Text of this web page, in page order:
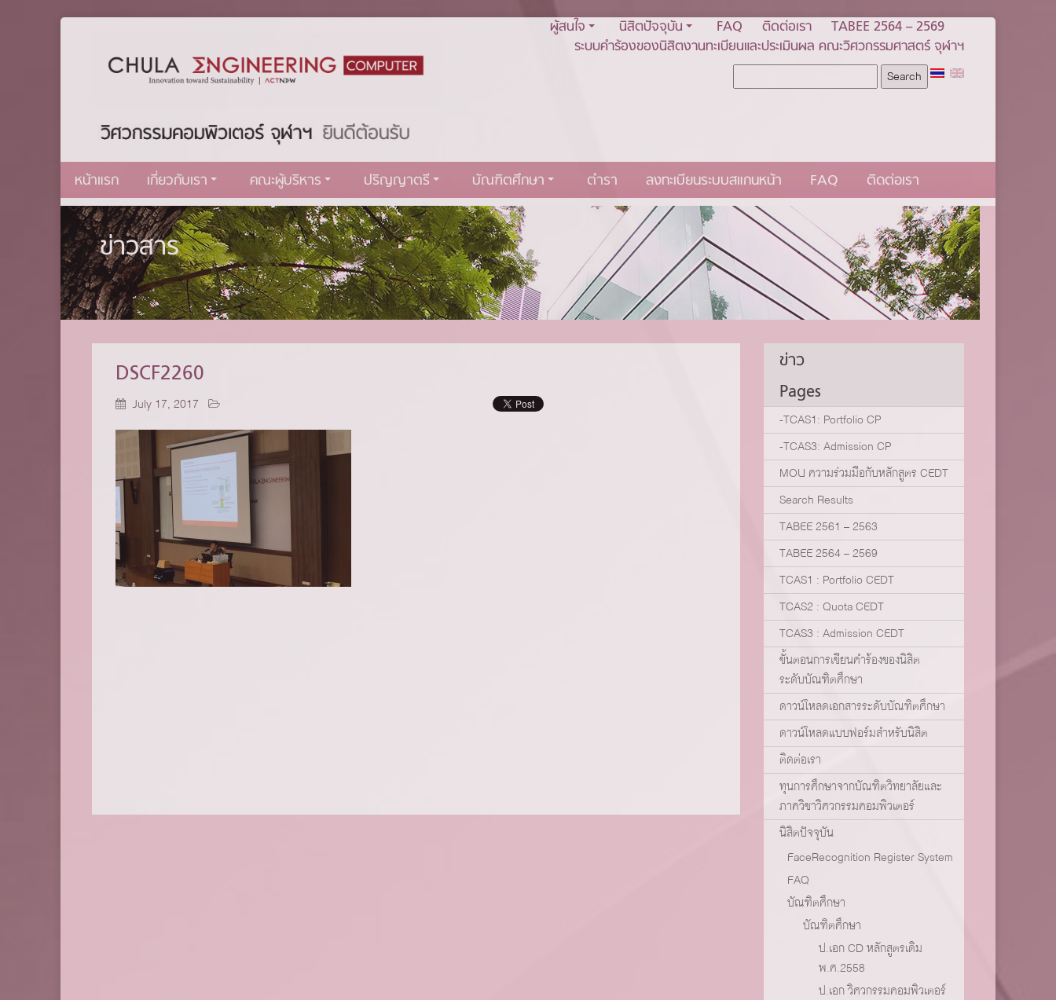
ผู้สนใจ นิสิตปัจจุบัน FAQ ติดต่อเรา
TABEE 2564 – 2569
ระบบคำร้องของนิสิตงานทะเบียนและประเมินผล คณะวิศวกรรมศาสตร์ จุฬาฯ
หน้าแรก เกี่ยวกับเรา คณะผู้บริหาร ปริญญาตรี บัณฑิตศึกษา ตำรา ลงทะเบียนระบบสแกนหน้า FAQ ติดต่อเรา
ข่าวสาร
DSCF2260
July 17, 2017
ข่าว
Pages
-TCAS1: Portfolio CP
-TCAS3: Admission CP
MOU ความร่วมมือกับหลักสูตร CEDT
Search Results
TABEE 2561 – 2563
TABEE 2564 – 2569
TCAS1 : Portfolio CEDT
TCAS2 : Quota CEDT
TCAS3 : Admission CEDT
ขั้นตอนการเขียนคำร้องของนิสิต
ระดับบัณฑิตศึกษา
ดาวน์โหลดเอกสารระดับบัณฑิตศึกษา
ดาวน์โหลดแบบฟอร์มสำหรับนิสิต
ติดต่อเรา
ทุนการศึกษาจากบัณฑิตวิทยาลัยและ
ภาควิชาวิศวกรรมคอมพิวเตอร์
นิสิตปัจจุบัน
FaceRecognition Register System
FAQ
บัณฑิตศึกษา
บัณฑิตศึกษา
ป.เอก CD หลักสูตรเดิม
พ.ศ.2558
ป.เอก วิศวกรรมคอมพิวเตอร์